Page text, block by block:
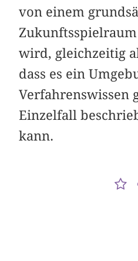
von einem
Zukunftsspielraum
wird, gleichzeitig
dass es ein
Verfahrenswissen
Einzelfall
kann.